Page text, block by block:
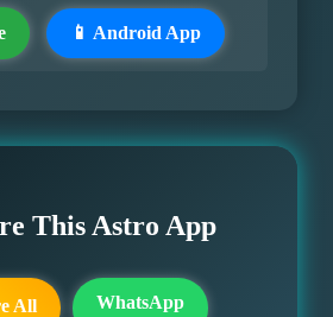
📱 Android App
This Astro App
All WhatsApp